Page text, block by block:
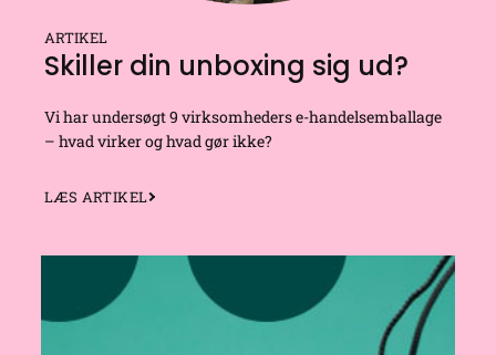
ARTIKEL
Skiller din unboxing sig ud?
Vi har undersøgt 9 virksomheders e-handelsemballage
– hvad virker og hvad gør ikke?
LÆS ARTIKEL